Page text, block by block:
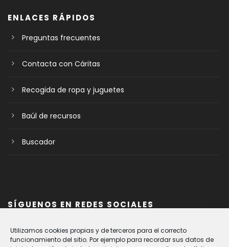
Utilizamos cookies propias y de terceros para el correcto
funcionamiento del sitio. Por ejemplo para recordar sus datos de
ENLACES RÁPIDOS
Preguntas frecuentes
Contacta con Cáritas
Recogida de ropa y juguetes
Baúl de recursos
Buscador
SÍGUENOS EN REDES SOCIALES